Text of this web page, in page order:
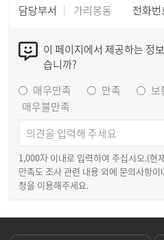
담당부서 가리봉동 전화번
이 페이지에서 제공하는 정
습니까?
매우만족
만족 보
매우불만족
1,000자 이내로 입력하여 주십시오.(현
만족도 조사 관련 내용 외에 문의사항
청을 이용해주세요.